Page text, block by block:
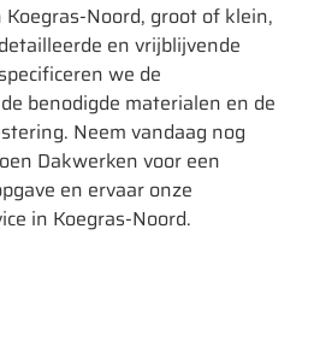
Noord, groot of klein,
en vrijblijvende
we de
benodigde materialen en de
Neem vandaag nog
Dakwerken voor een
en ervaar onze
in Koegras-Noord.